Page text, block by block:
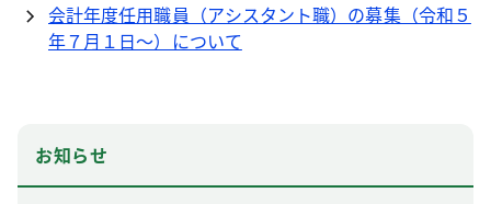
会計年度任用職員（アシスタント職）の募集（令和５
年７月１日～）について
お知らせ